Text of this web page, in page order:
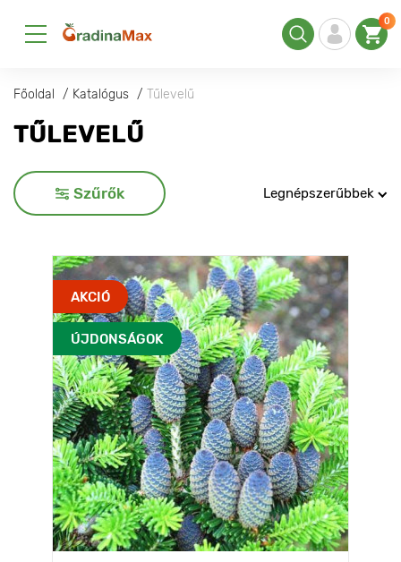
0
Főoldal Katalógus Tűlevelű
TŰLEVELŰ
Szűrők Legnépszerűbbek
AKCIÓ
ÚJDONSÁGOK